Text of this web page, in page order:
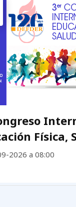
Física,
2026 a 08:00